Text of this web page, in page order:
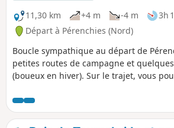
11,30 km
+4 m -4 m 3h
Départ à Pérenchies (Nord)
Boucle sympathique au départ de
petites routes de campagne et
(boueux en hiver). Sur le trajet, vous
centres équestres), peut-être un héron,
flamands roses. Ce circuit permet la
géocaches pour les éventuels amateurs.